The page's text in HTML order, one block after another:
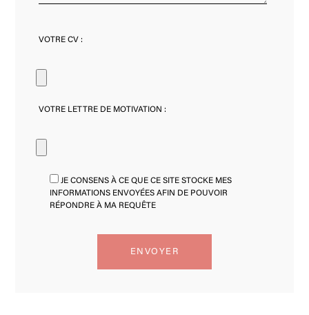
VOTRE CV :
VOTRE LETTRE DE MOTIVATION :
JE CONSENS À CE QUE CE SITE STOCKE MES
INFORMATIONS ENVOYÉES AFIN DE POUVOIR
RÉPONDRE À MA REQUÊTE